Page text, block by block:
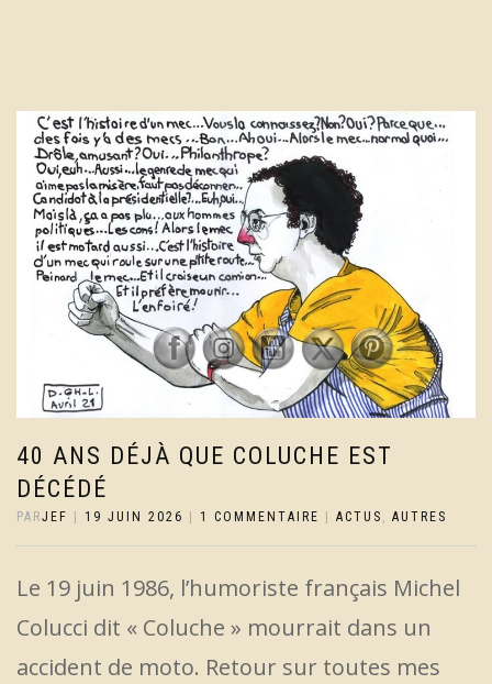
40 ANS DÉJÀ QUE COLUCHE EST
DÉCÉDÉ
PARJEF | 19 JUIN 2026 | 1 COMMENTAIRE | ACTUS AUTRES
Le 19 juin 1986, l’humoriste français Michel
Colucci dit « Coluche » mourrait dans un
accident de moto. Retour sur toutes mes